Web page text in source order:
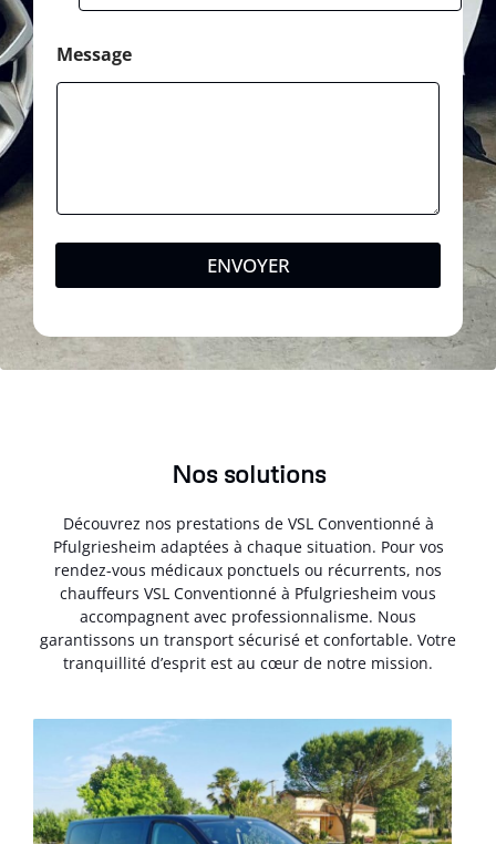
Message
ENVOYER
Nos solutions
Découvrez nos prestations de VSL Conventionné à
Pfulgriesheim adaptées à chaque situation. Pour vos
rendez-vous médicaux ponctuels ou récurrents, nos
chauffeurs VSL Conventionné à Pfulgriesheim vous
accompagnent avec professionnalisme. Nous
garantissons un transport sécurisé et confortable. Votre
tranquillité d’esprit est au cœur de notre mission.